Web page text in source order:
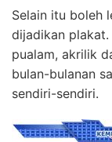
Selain itu boleh
dijadikan plakat.
pualam, akrilik
bulan-bulanan
sendiri-sendiri.